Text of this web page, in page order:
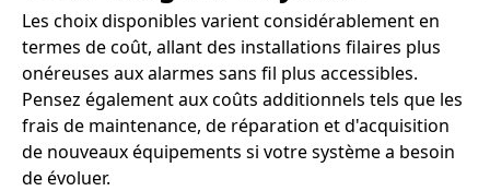
Les choix disponibles varient considérablement en
termes de coût, allant des installations filaires plus
onéreuses aux alarmes sans fil plus accessibles.
Pensez également aux coûts additionnels tels que les
frais de maintenance, de réparation et d'acquisition
de nouveaux équipements si votre système a besoin
de évoluer.